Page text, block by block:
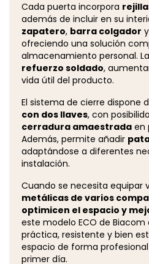
Cada puerta incorpora
además de incluir en su
zapatero, barra colgador y
ofreciendo una solución
almacenamiento personal.
refuerzo soldado,
vida útil del producto.
El sistema de cierre dispone
con dos llaves, con
cerradura amaestrada en
Además, permite añadir
adaptándose a diferentes
instalación.
Cuando se necesita equipar
metálicas de varios
optimicen el espacio y
este modelo ECO de
práctica, resistente y bien
espacio de forma
primer día.